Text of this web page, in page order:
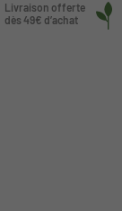
Livraison offerte
dès 49€ d’achat